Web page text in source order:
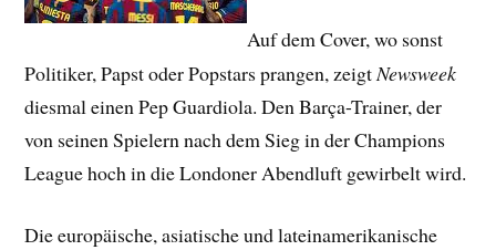
Auf dem Cover, wo sonst
Politiker, Papst oder Popstars prangen, zeigt Newsweek
diesmal einen Pep Guardiola. Den Barça-Trainer, der
von seinen Spielern nach dem Sieg in der Champions
League hoch in die Londoner Abendluft gewirbelt wird.
Die europäische, asiatische und lateinamerikanische